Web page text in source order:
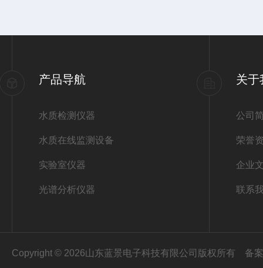
产品导航
水质检测仪器
水质在线监测设备
实验室仪器
光谱分析仪器
关于
公司
荣誉
企业
联系
Copyright © 2026山东蓝景电子科技有限公司版权所有 备